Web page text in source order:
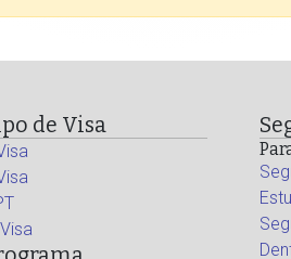
de Visa